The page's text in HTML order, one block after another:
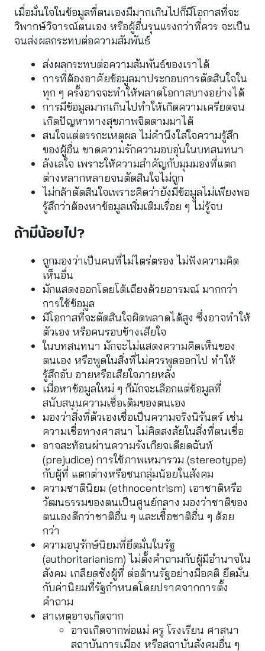
เมื่อมั่นใจในข้อมูลที่ตนเองมีมากเกินไปก็มีโอกาสที่จะ
วิพากษ์วิจารณ์ตนเอง หรือผู้อื่นรุนแรงกว่าที่ควร จะเป็น
จนส่งผลกระทบต่อความสัมพันธ์
ส่งผลกระทบต่อความสัมพันธ์ของเราได้
การที่ต้องอาศัยข้อมูลมาประกอบการตัดสินใจใน
ทุก ๆ ครั้งอาจจะทำให้พลาดโอกาสบางอย่างได้
การมีข้อมูลมากเกินไปทำให้เกิดความเครียดจน
เกิดปัญหาทางสุขภาพจิตตามมาได้
สนใจแต่ตรรกะเหตุผล ไม่คำนึงใส่ใจความรู้สึก
ของผู้อื่น ขาดความรักความอบอุ่นในบทสนทนา
ลังเลใจ เพราะให้ความสำคัญกับมุมมองที่แตก
ต่างหลากหลายจนตัดสินใจไม่ถูก
ไม่กล้าตัดสินใจเพราะคิดว่ายังมีข้อมูลไม่เพียงพอ
รู้สึกว่าต้องหาข้อมูลเพิ่มเติมเรื่อย ๆ ไม่รู้จบ
ถ้ามีน้อยไป?
ถูกมองว่าเป็นคนที่ไม่ไตร่ตรอง ไม่ฟังความคิด
เห็นอื่น
มักแสดงออกโดยโต้เถียงด้วยอารมณ์ มากกว่า
การใช้ข้อมูล
มีโอกาสที่จะตัดสินใจผิดพลาดได้สูง ซึ่งอาจทำให้
ตัวเอง หรือคนรอบข้างเสียใจ
ในบทสนทนา มักจะไม่แสดงความคิดเห็นของ
ตนเอง หรือพูดในสิ่งที่ไม่ควรพูดออกไป ทำให้
รู้สึกอับ อายหรือเสียใจภายหลัง
เมื่อหาข้อมูลใหม่ ๆ ก็มักจะเลือกแต่ข้อมูลที่
สนับสนุนความเชื่อเดิมของตนเอง
มองว่าสิ่งที่ตัวเองเชื่อเป็นความจริงนิรันดร์ เช่น
ความเชื่อทางศาสนา ไม่คิดสงสัยในสิ่งที่ตนเชื่อ
อาจสะท้อนผ่านความรังเกียจเดียดฉันท์
(prejudice) การใช้ภาพเหมารวม (stereotype)
กับผู้ที่ แตกต่างหรือชนกลุ่มน้อยในสังคม
ความชาตินิยม (ethnocentrism) เอาชาติหรือ
วัฒนธรรมของตนเป็นศูนย์กลาง มองว่าชาติของ
ตนเองดีกว่าชาติอื่น ๆ และเชื้อชาติอื่น ๆ ด้อย
กว่า
ความอนุรักษ์นิยมที่ยึดมั่นในรัฐ
(authoritarianism) ไม่ตั้งคำถามกับผู้มีอำนาจใน
สังคม เกลียดชังผู้ที่ ต่อต้านรัฐอย่างมีอคติ ยึดมั่น
กับค่านิยมที่รัฐกำหนดโดยปราศจากการตั้ง
คำถาม
สาเหตุอาจเกิดจาก
อาจเกิดจากพ่อแม่ ครู โรงเรียน ศาสนา
สถาบันการเมือง หรือสถาบันสังคมอื่น ๆ